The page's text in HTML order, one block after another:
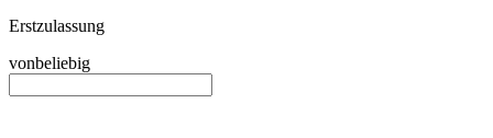
Erstzulassung
vonbeliebig